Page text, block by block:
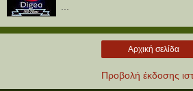
Αρχική σελίδα
Προβολή έκδοσης